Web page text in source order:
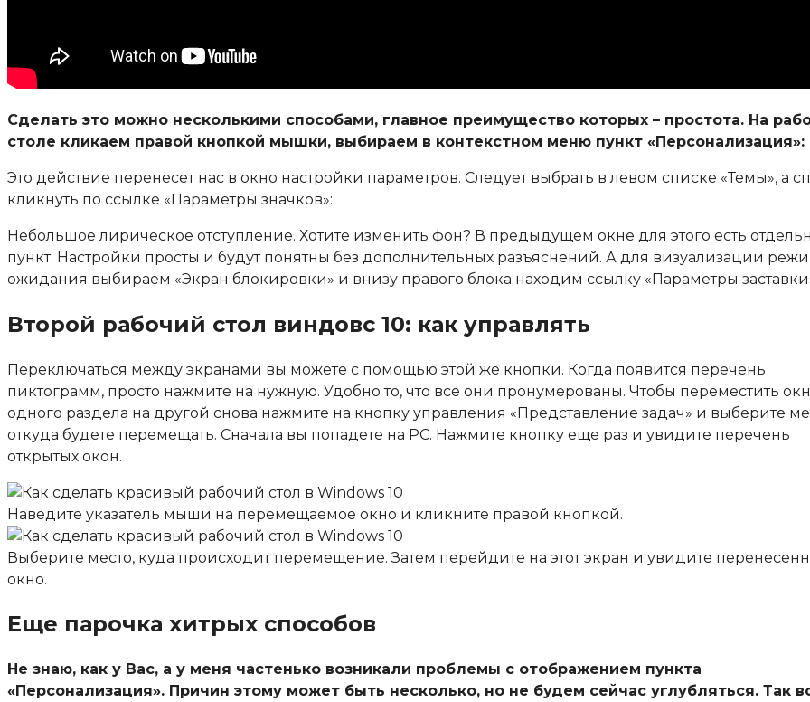
Сделать это можно несколькими способами, главное преимущество которых – простота. На
столе кликаем правой кнопкой мышки, выбираем в контекстном меню пункт «Персонализация»:
Это действие перенесет нас в окно настройки параметров. Следует выбрать в левом списке «Темы», а
кликнуть по ссылке «Параметры значков»:
Небольшое лирическое отступление. Хотите изменить фон? В предыдущем окне для этого есть
пункт. Настройки просты и будут понятны без дополнительных разъяснений. А для визуализации
ожидания выбираем «Экран блокировки» и внизу правого блока находим ссылку «Параметры
Второй рабочий стол виндовс 10: как управлять
Переключаться между экранами вы можете с помощью этой же кнопки. Когда появится перечень
пиктограмм, просто нажмите на нужную. Удобно то, что все они пронумерованы. Чтобы переместить
одного раздела на другой снова нажмите на кнопку управления «Представление задач» и выберите
откуда будете перемещать. Сначала вы попадете на РС. Нажмите кнопку еще раз и увидите перечень
открытых окон.
Наведите указатель мыши на перемещаемое окно и кликните правой кнопкой.
Выберите место, куда происходит перемещение. Затем перейдите на этот экран и увидите
окно.
Еще парочка хитрых способов
Не знаю, как у Вас, а у меня частенько возникали проблемы с отображением пункта
«Персонализация». Причин этому может быть несколько, но не будем сейчас углубляться. Так